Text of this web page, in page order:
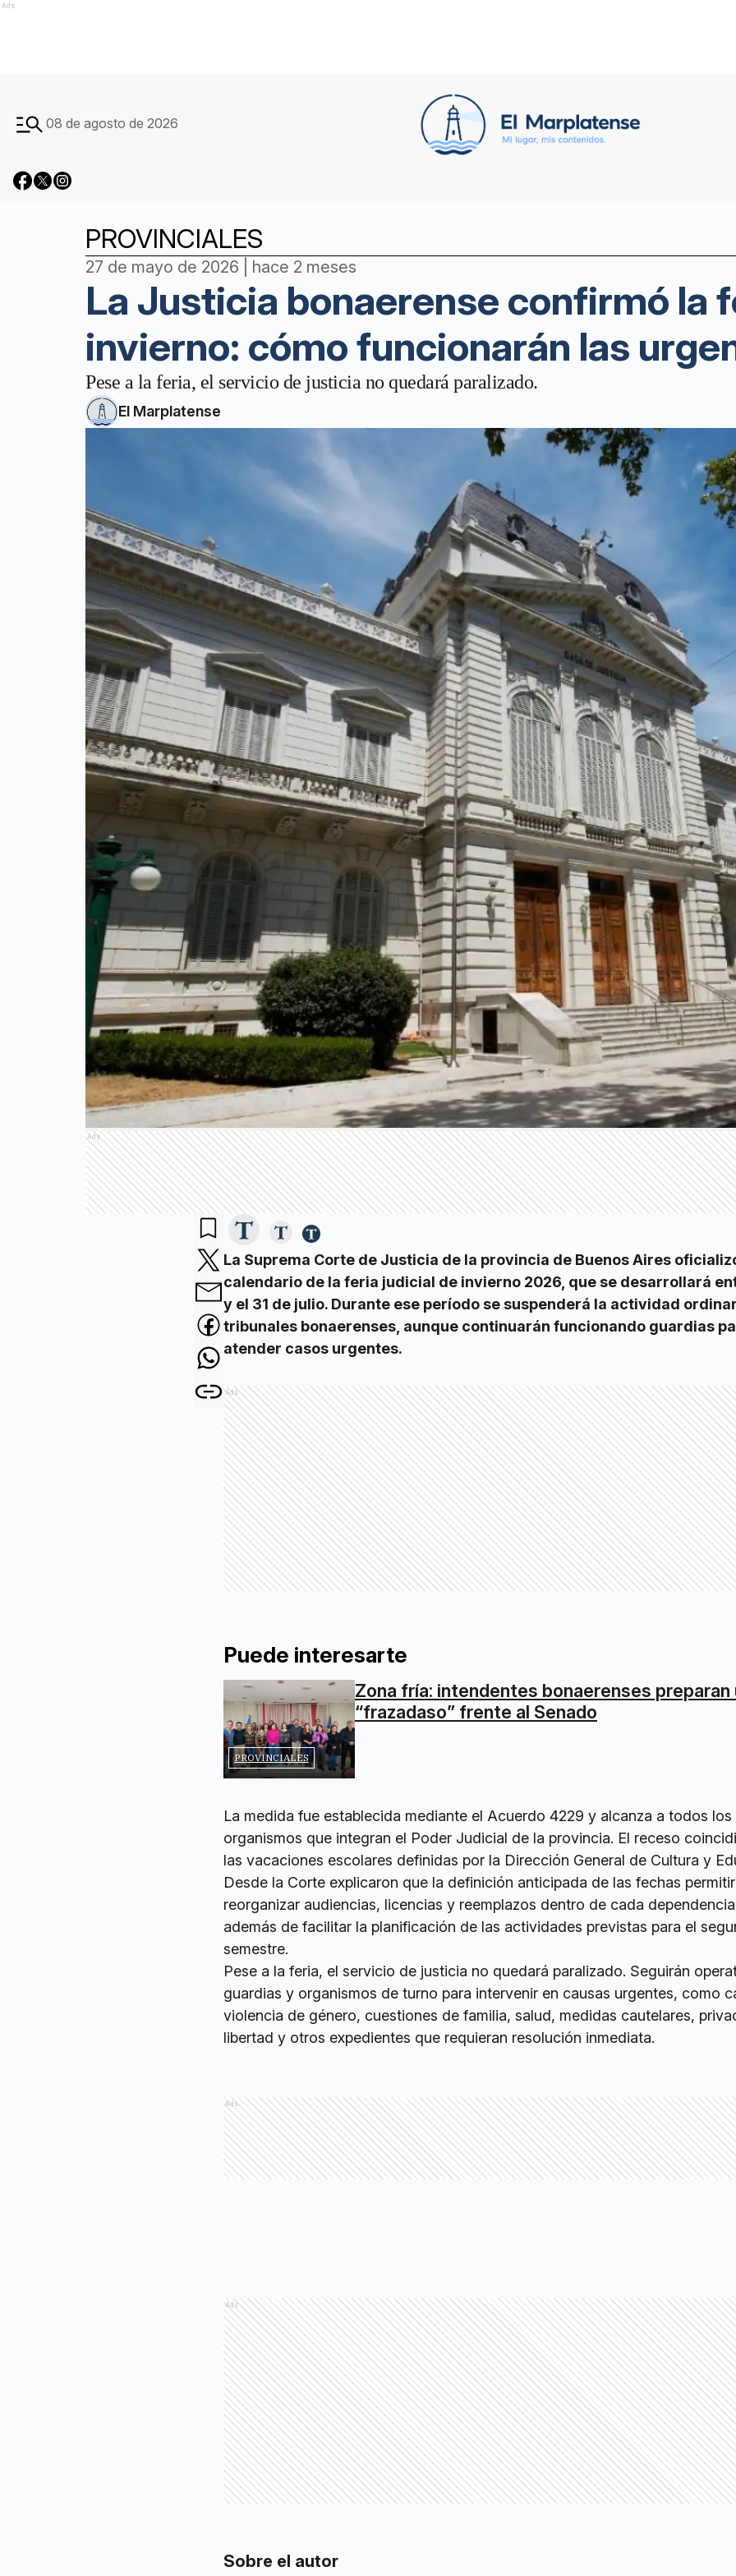
Ads
08 de agosto de 2026
PROVINCIALES
27 de mayo de 2026 | hace 2 meses
La Justicia bonaerense confirmó la
invierno: cómo funcionarán las
Pese a la feria, el servicio de justicia no quedará paralizado.
El Marplatense
Ads
La Suprema Corte de Justicia de la provincia de Buenos Aires
calendario de la feria judicial de invierno 2026, que se desarrollará
y el 31 de julio. Durante ese período se suspenderá la actividad
tribunales bonaerenses, aunque continuarán funcionando guardias
atender casos urgentes.
Ads
Puede interesarte
PROVINCIALES
Zona fría: intendentes bonaerenses preparan
“frazadaso” frente al Senado
La medida fue establecida mediante el Acuerdo 4229 y alcanza a todos los
organismos que integran el Poder Judicial de la provincia. El receso
las vacaciones escolares definidas por la Dirección General de Cultura y
Desde la Corte explicaron que la definición anticipada de las fechas
reorganizar audiencias, licencias y reemplazos dentro de cada
además de facilitar la planificación de las actividades previstas para el
semestre.
Pese a la feria, el servicio de justicia no quedará paralizado. Seguirán
guardias y organismos de turno para intervenir en causas urgentes, como
violencia de género, cuestiones de familia, salud, medidas cautelares,
libertad y otros expedientes que requieran resolución inmediata.
Ads
Ads
Sobre el autor